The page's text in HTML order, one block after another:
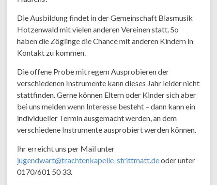
Die Ausbildung findet in der Gemeinschaft Blasmusik
Hotzenwald mit vielen anderen Vereinen statt. So
haben die Zöglinge die Chance mit anderen Kindern in
Kontakt zu kommen.
Die offene Probe mit regem Ausprobieren der
verschiedenen Instrumente kann dieses Jahr leider nicht
stattfinden. Gerne können Eltern oder Kinder sich aber
bei uns melden wenn Interesse besteht – dann kann ein
individueller Termin ausgemacht werden, an dem
verschiedene Instrumente ausprobiert werden können.
Ihr erreicht uns per Mail unter
jugendwart@trachtenkapelle-strittmatt.deoder unter
0170/601 50 33.